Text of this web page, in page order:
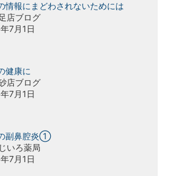
情報にまどわされないためには
店ブログ
7月1日
健康に
店ブログ
7月1日
副鼻腔炎①
いろ薬局
7月1日